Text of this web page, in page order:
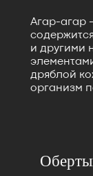
Агар-агар
и другими
дряблой
организм